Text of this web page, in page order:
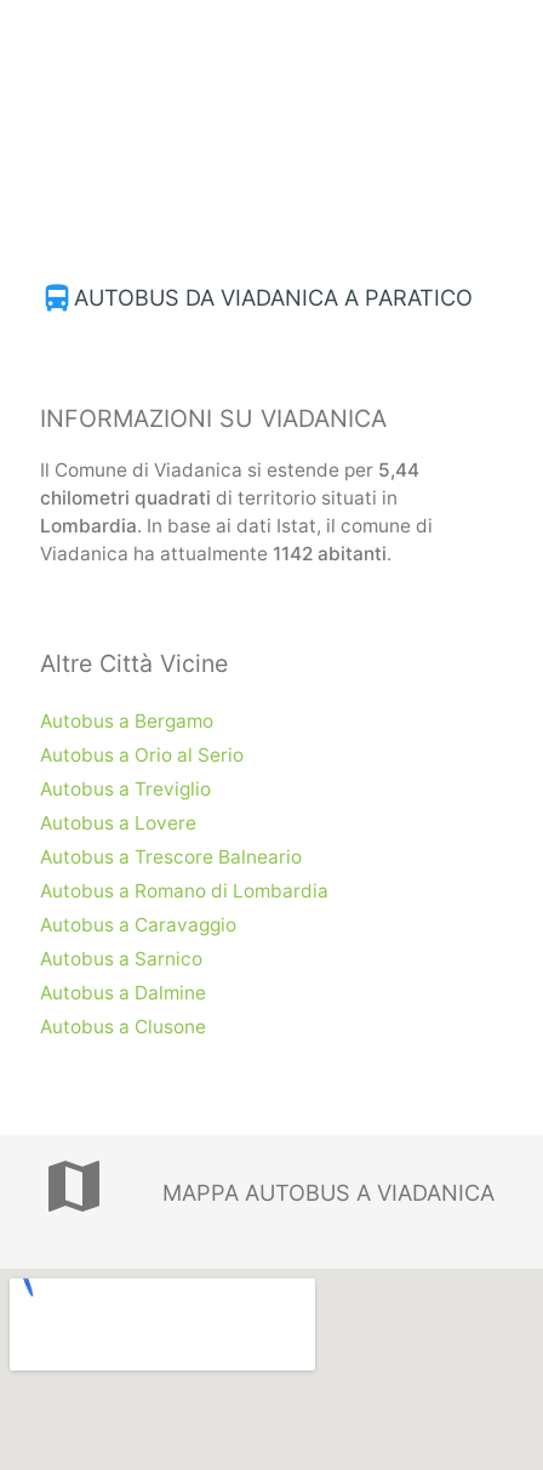
directions_bus AUTOBUS DA VIADANICA A PARATICO
INFORMAZIONI SU VIADANICA
Il Comune di Viadanica si estende per 5,44
chilometri quadrati di territorio situati in
Lombardia. In base ai dati Istat, il comune di
Viadanica ha attualmente 1142 abitanti.
Altre Città Vicine
Autobus a Bergamo
Autobus a Orio al Serio
Autobus a Treviglio
Autobus a Lovere
Autobus a Trescore Balneario
Autobus a Romano di Lombardia
Autobus a Caravaggio
Autobus a Sarnico
Autobus a Dalmine
Autobus a Clusone
map MAPPA AUTOBUS A VIADANICA